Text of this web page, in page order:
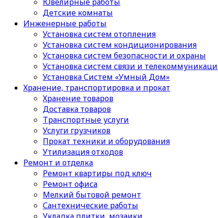
Детские комнаты
Инженерные работы
Установка систем отопления
Установка систем кондиционирования
Установка систем безопасности и охраны
Установка систем связи и
Установка Систем «Умный Дом»
Хранение, транспортировка и прокат
Хранение товаров
Доставка товаров
Транспортные услуги
Услуги грузчиков
Прокат техники и оборудования
Утилизация отходов
Ремонт и отделка
Ремонт квартиры под ключ
Ремонт офиса
Мелкий бытовой ремонт
Сантехнические работы